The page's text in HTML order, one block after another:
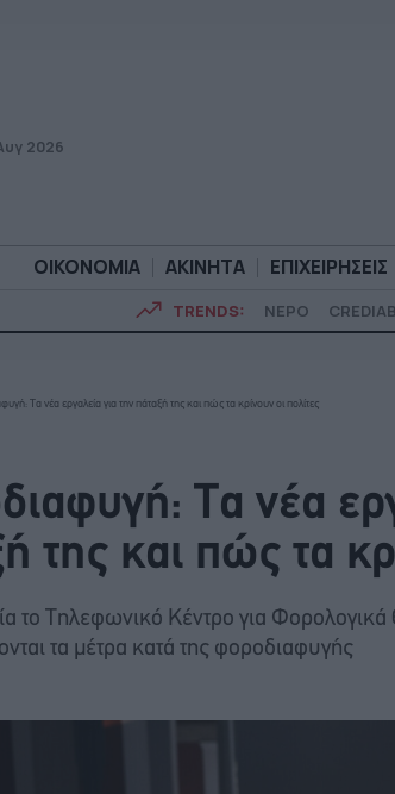
2026
ΟΙΚΟΝΟΜΙΑ ΑΚΙΝΗΤΑ ΕΠΙΧΕΙΡΗΣΕΙΣ
TRENDS: ΝΕΡΟ
ΟΙΚΟΝΟΜΙΑ ΑΚΙΝΗΤΑ
Τα νέα εργαλεία για την πάταξή της και πώς τα κρίνουν οι πολίτες
Τα νέα
της και πώς τα
το Τηλεφωνικό Κέντρο για
τα μέτρα κατά της φοροδιαφυγής